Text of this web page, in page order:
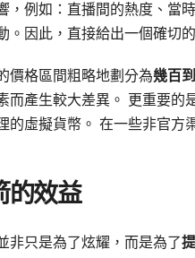
，例如：直播間的熱度、當
。因此，直接給出一個確切
價格區間粗略地劃分為幾百
而產生較大差異。 更重要的
的虛擬貨幣。 在一些非官
的效益
非只是為了炫耀，而是為了